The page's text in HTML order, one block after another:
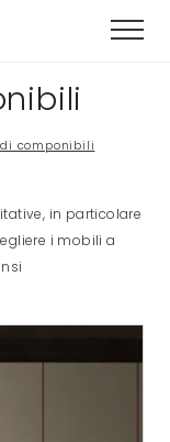
componibili
in particolare
i mobili a